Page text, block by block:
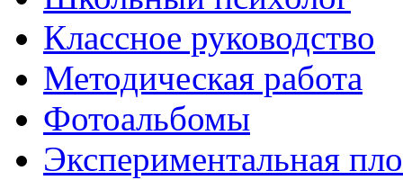
Классное руководство
Методическая работа
Фотоальбомы
Экспериментальная